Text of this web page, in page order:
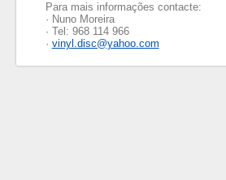
Para mais informações contacte:
· Nuno Moreira
· Tel: 968 114 966
· vinyl.disc@yahoo.com